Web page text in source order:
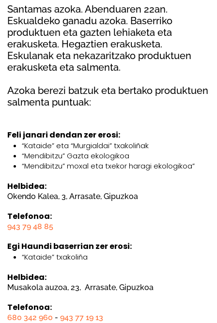
Santamas azoka. Abenduaren 22an.
Eskualdeko ganadu azoka. Baserriko
produktuen eta gazten lehiaketa eta
erakusketa. Hegaztien erakusketa.
Eskulanak eta nekazaritzako produktuen
erakusketa eta salmenta.
Azoka berezi batzuk eta bertako produktuen
salmenta puntuak:
Feli janari dendan zer erosi:
“Kataide” eta “Murgialdai” txakoliñak
“Mendibitzu” Gazta ekologikoa
“Mendibitzu” moxal eta txekor haragi ekologikoa”
Helbidea:
Okendo Kalea, 3, Arrasate, Gipuzkoa
Telefonoa:
943 79 48 85
Egi Haundi baserrian zer erosi:
“Kataide” txakoliña
Helbidea:
Musakola auzoa, 23, Arrasate, Gipuzkoa
Telefonoa:
680 342 960 - 943 77 19 13